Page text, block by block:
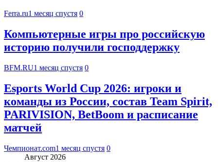
Ferra.ru1 месяц спустя 0
Компьютерные игры про российскую
историю получили господдержку
BFM.RU1 месяц спустя 0
Esports World Cup 2026: игроки и
команды из России, состав Team Spirit,
PARIVISION, BetBoom и расписание
матчей
Чемпионат.com1 месяц спустя 0
Август 2026